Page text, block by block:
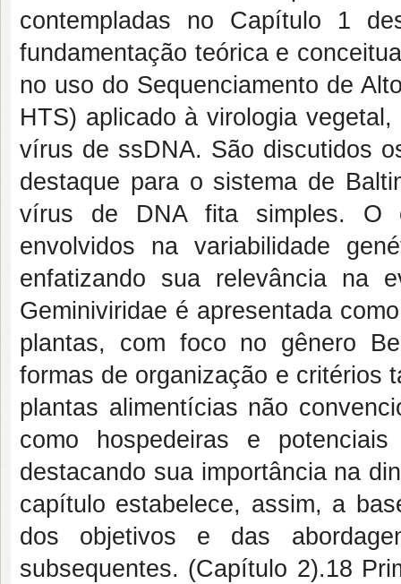
contempladas no Capítulo 1
fundamentação teórica e
no uso do Sequenciamento de
HTS) aplicado à virologia
vírus de ssDNA. São discutidos
destaque para o sistema de
vírus de DNA fita simples. O
envolvidos na variabilidade
enfatizando sua relevância na
Geminiviridae é apresentada
plantas, com foco no gênero
formas de organização e critérios
plantas alimentícias não
como hospedeiras e
destacando sua importância na
capítulo estabelece, assim, a
dos objetivos e das
subsequentes. (Capítulo 2).18